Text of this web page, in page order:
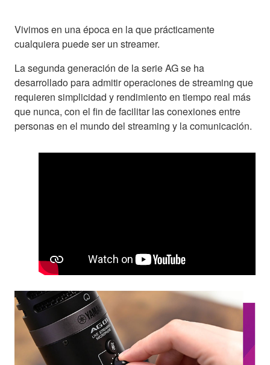
Vivimos en una época en la que prácticamente
cualquiera puede ser un streamer.
La segunda generación de la serie AG se ha
desarrollado para admitir operaciones de streaming que
requieren simplicidad y rendimiento en tiempo real más
que nunca, con el fin de facilitar las conexiones entre
personas en el mundo del streaming y la comunicación.